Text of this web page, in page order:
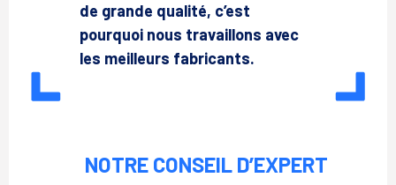
de grande qualité, c’est
pourquoi nous travaillons avec
les meilleurs fabricants.
NOTRE CONSEIL D’EXPERT